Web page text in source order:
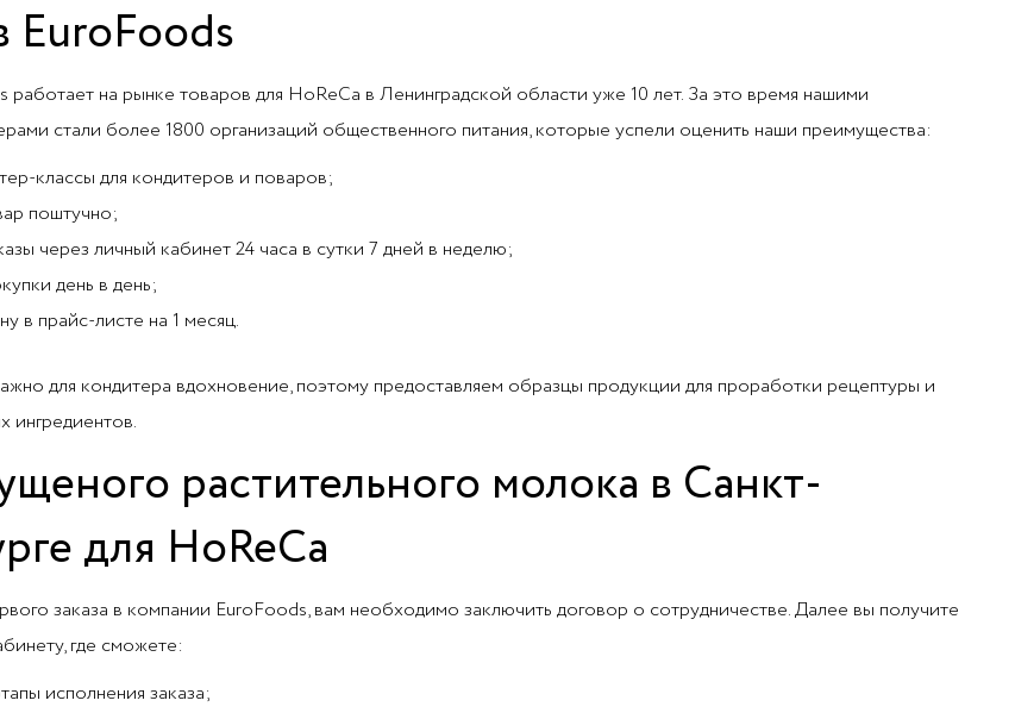
EuroFoods
работает на рынке товаров для HoReCa в Ленинградской области уже 10 лет. За это время нашими
стали более 1800 организаций общественного питания, которые успели оценить наши преимущества:
классы для кондитеров и поваров;
поштучно;
через личный кабинет 24 часа в сутки 7 дней в неделю;
день в день;
в прайс-листе на 1 месяц.
для кондитера вдохновение, поэтому предоставляем образцы продукции для проработки рецептуры и
ингредиентов.
растительного молока в Санкт-
для HoReCa
заказа в компании EuroFoods, вам необходимо заключить договор о сотрудничестве. Далее вы получите
где сможете:
исполнения заказа;